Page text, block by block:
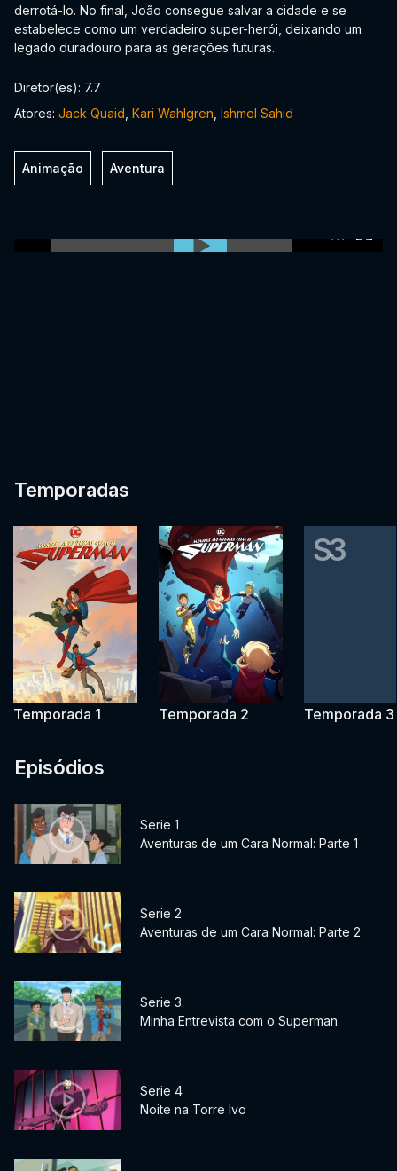
derrotá-lo. No final, João consegue salvar a cidade e se
estabelece como um verdadeiro super-herói, deixando um
legado duradouro para as gerações futuras.
Diretor(es): 7.7
Atores: Jack Quaid Kari Wahlgren Ishmel Sahid
Animação Aventura
Temporadas
Temporada 1 Temporada 2
S3
Temporada 3
Episódios
Serie 1
Aventuras de um Cara Normal: Parte 1
Serie 2
Aventuras de um Cara Normal: Parte 2
Serie 3
Minha Entrevista com o Superman
Serie 4
Noite na Torre Ivo